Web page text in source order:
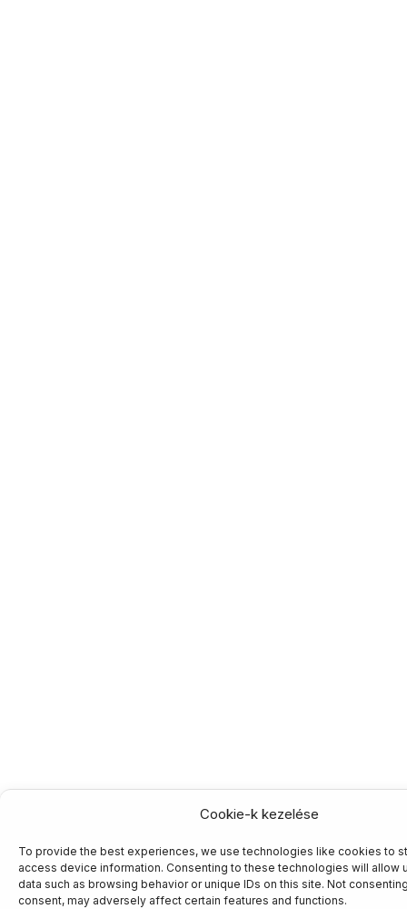
Cookie-k kezelése
To provide the best experiences, we use technologies like cookies to
access device information. Consenting to these technologies will allow
data such as browsing behavior or unique IDs on this site. Not
consent, may adversely affect certain features and functions.